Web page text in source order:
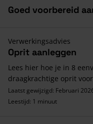
Goed voorbereid
Verwerkingsadvies
Oprit aanleggen
Lees hier hoe je in 8
draagkrachtige oprit
Laatst gewijzigd: Februari
Leestijd: 1 minuut